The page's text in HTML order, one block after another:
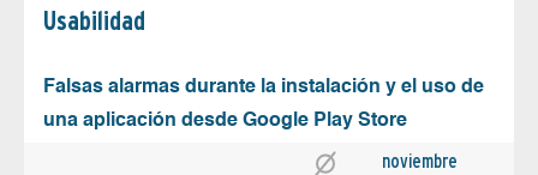
Usabilidad
Falsas alarmas durante la instalación y el uso de
una aplicación desde Google Play Store
noviembre